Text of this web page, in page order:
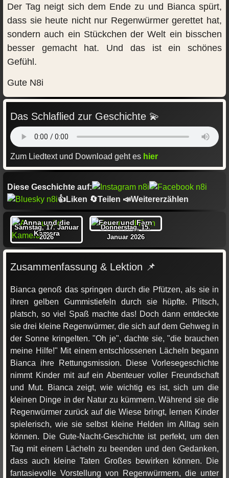
Der Tag neigt sich dem Ende zu und Bianca spürt,
dass sie heute nicht nur Regenwürmer gerettet hat,
sondern auch ein Stückchen der Welt ein bisschen
besser gemacht hat. Und das ist ein schönes
Gefühl.
Gute N8i
Diese Geschichte auf:
👍Liken 🔄Teilen 📣Weitererzählen
Anna und die
Kamera
Samstag, 17. Januar
2026
Feuer und Farn
Donnerstag, 15.
Januar 2026
Das Schlaflied zur Geschichte 💫
Zum Liedtext und Download geht es hier
Zusammenfassung & Lektion 📌
Bianca genoß das springen durch die Pfützen, als sie in
ihren gelben Gummistiefeln durch sie hüpfte. Plitsch,
platsch, so viel Spaß machte das! Doch dann entdeckte
sie drei kleine Regenwürmer, die sich auf dem Gehweg in
der Sonne kringelten. "Oh je", dachte sie, "die brauchen
meine Hilfe!" Mit einem entschlossenen Lächeln begann
Bianca ihre Rettungsmission. Diese Vorlesegeschichte
nimmt Kinder mit auf ein Abenteuer voller Freundschaft
und Mut. Bianca zeigt, wie wichtig es ist, sich um die
kleinen Dinge in der Natur zu kümmern. Während sie die
Regenwürmer zurück auf die Wiese bringt, lernen Kinder
spielerisch, wie sie selbst kleine Helden im Alltag sein
können. Die Gute-Nacht-Geschichte ist perfekt, um den
Tag mit einem Lächeln zu beenden und den Gedanken,
dass auch kleine Taten Großes bewirken können. Die
fantasievolle Vorstellung von Regenwürmern, die unter